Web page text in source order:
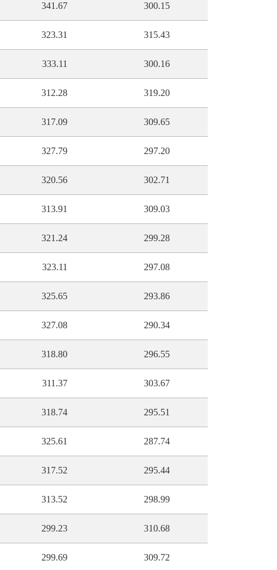
341.67 300.15
323.31 315.43
333.11 300.16
312.28 319.20
317.09 309.65
327.79 297.20
320.56 302.71
313.91 309.03
321.24 299.28
323.11 297.08
325.65 293.86
327.08 290.34
318.80 296.55
311.37 303.67
318.74 295.51
325.61 287.74
317.52 295.44
313.52 298.99
299.23 310.68
299.69 309.72